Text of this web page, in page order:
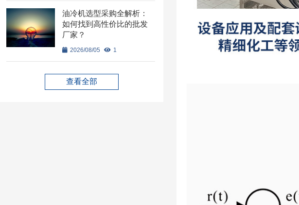
油冷机选型采购全解析：
如何找到高性价比的批发
厂家？
2026/08/05 1
查看全部